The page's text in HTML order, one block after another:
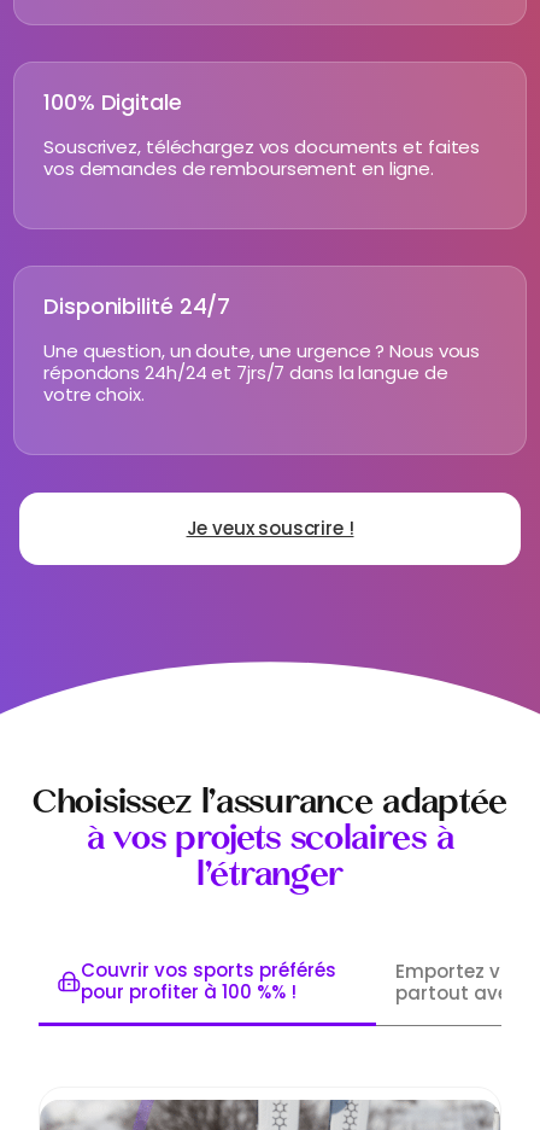
100% Digitale
Souscrivez, téléchargez vos documents et faites
vos demandes de remboursement en ligne.
Disponibilité 24/7
Une question, un doute, une urgence ? Nous vous
répondons 24h/24 et 7jrs/7 dans la langue de
votre choix.
Je veux souscrire !
Choisissez l’assurance adaptée
à vos projets scolaires à
l’étranger
Couvrir vos sports préférés
pour profiter à 100 %% !
Emportez vos
partout avec